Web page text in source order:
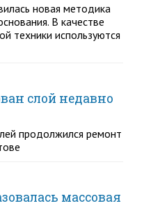
новая методика
В качестве
техники используются
слой недавно
продолжился ремонт
массовая